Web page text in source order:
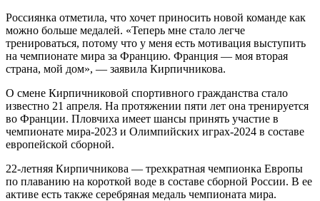
Россиянка отметила, что хочет приносить новой команде как
можно больше медалей. «Теперь мне стало легче
тренироваться, потому что у меня есть мотивация выступить
на чемпионате мира за Францию. Франция — моя вторая
страна, мой дом», — заявила Кирпичникова.
О смене Кирпичниковой спортивного гражданства стало
известно 21 апреля. На протяжении пяти лет она тренируется
во Франции. Пловчиха имеет шансы принять участие в
чемпионате мира-2023 и Олимпийских играх-2024 в составе
европейской сборной.
22-летняя Кирпичникова — трехкратная чемпионка Европы
по плаванию на короткой воде в составе сборной России. В ее
активе есть также серебряная медаль чемпионата мира.